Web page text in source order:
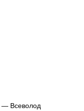
— Всеволод